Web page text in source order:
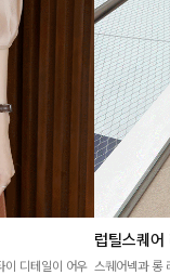
이 디테일이 어우
럽틸스퀘어
스퀘어넥과 롱